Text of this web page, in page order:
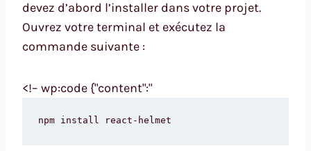
devez d’abord l’installer dans votre projet.
Ouvrez votre terminal et exécutez la
commande suivante :
<!– wp:code {"content":"
npm install react-helmet